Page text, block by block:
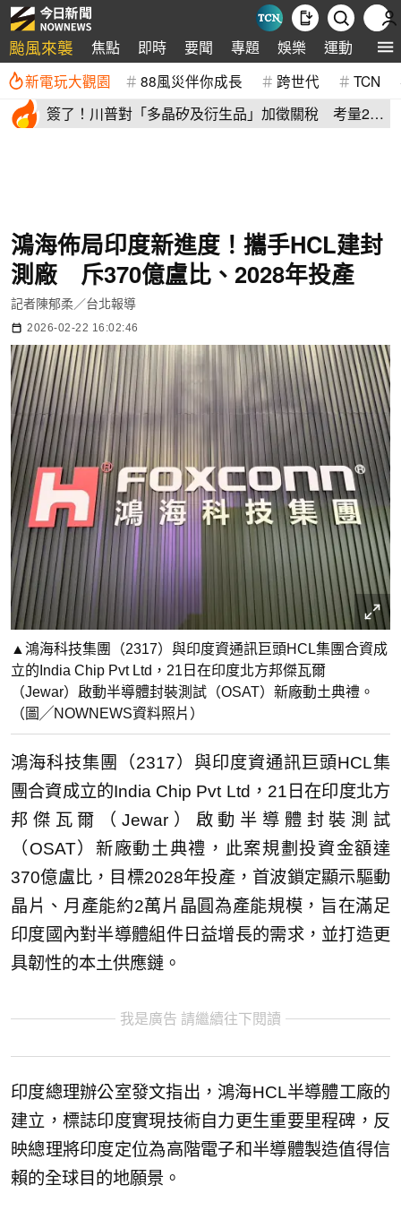
颱風來襲 焦點 即時 要聞 專題 娛樂 運動 全球
新電玩大觀園 88風災伴你成長 跨世代 TCN
簽了！川普對「多晶矽及衍生品」加徵關稅 考量2原
鴻海佈局印度新進度！攜手HCL建封
測廠 斥370億盧比、2028年投產
記者陳郁柔／台北報導
2026-02-22 16:02:46
▲鴻海科技集團（2317）與印度資通訊巨頭HCL集團合資成
立的India Chip Pvt Ltd，21日在印度北方邦傑瓦爾
（Jewar）啟動半導體封裝測試（OSAT）新廠動土典禮。
（圖╱NOWNEWS資料照片）
鴻海科技集團（2317）與印度資通訊巨頭HCL集
團合資成立的India Chip Pvt Ltd，21日在印度北方
邦傑瓦爾（Jewar）啟動半導體封裝測試
（OSAT）新廠動土典禮，此案規劃投資金額達
370億盧比，目標2028年投產，首波鎖定顯示驅動
晶片、月產能約2萬片晶圓為產能規模，旨在滿足
印度國內對半導體組件日益增長的需求，並打造更
具韌性的本土供應鏈。
我是廣告 請繼續往下閱讀
印度總理辦公室發文指出，鴻海HCL半導體工廠的
建立，標誌印度實現技術自力更生重要里程碑，反
映總理將印度定位為高階電子和半導體製造值得信
賴的全球目的地願景。